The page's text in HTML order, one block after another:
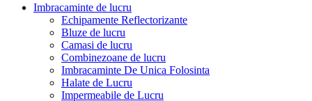
Imbracaminte de lucru
Echipamente Reflectorizante
Bluze de lucru
Camasi de lucru
Combinezoane de lucru
Imbracaminte De Unica Folosinta
Halate de Lucru
Impermeabile de Lucru